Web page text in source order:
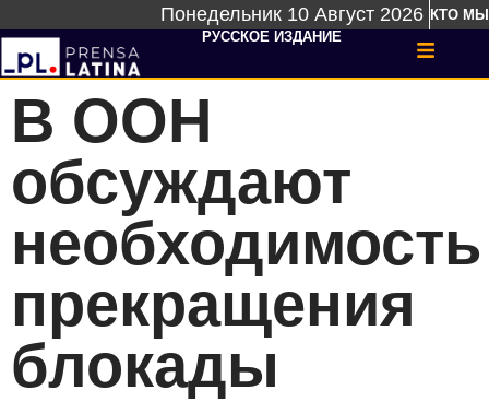
Понедельник 10 Август 2026 КТО МЫ
РУССКОЕ ИЗДАНИЕ
В ООН
обсуждают
необходимость
прекращения
блокады